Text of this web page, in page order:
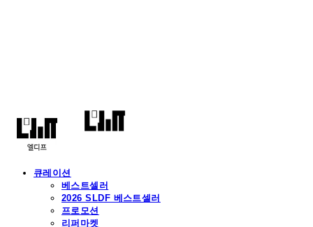
큐레이션
베스트셀러
2026 SLDF 베스트셀러
프로모션
리퍼마켓